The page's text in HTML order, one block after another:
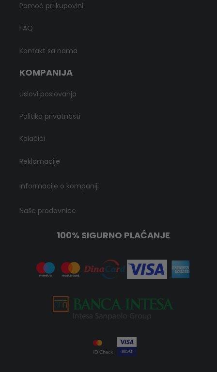
Pomoć pri kupovini
FAQ
Kontakt sa nama
KOMPANIJA
Uslovi poslovanja
Politika privatnosti
Kolačići
Reklamacije
Informacije o kompaniji
Naše prodavnice
100% SIGURNO PLAĆANJE